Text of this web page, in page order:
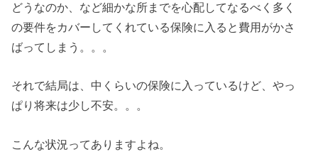
どうなのか、など細かな所までを心配してなるべく多く
の要件をカバーしてくれている保険に入ると費用がかさ
ばってしまう。。。
それで結局は、中くらいの保険に入っているけど、やっ
ぱり将来は少し不安。。。
こんな状況ってありますよね。